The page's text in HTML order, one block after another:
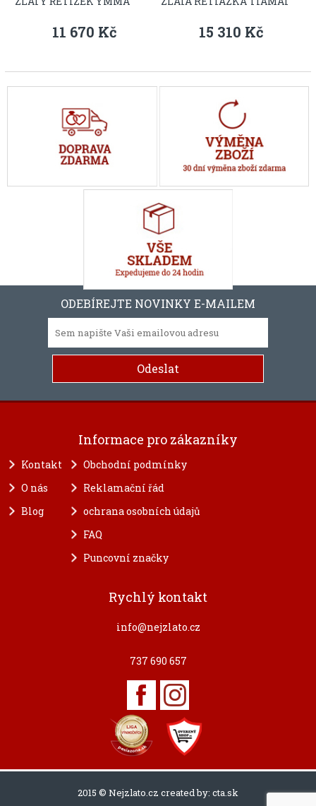
11 670 Kč 15 310 Kč
ODEBÍREJTE NOVINKY E-MAILEM
Informace pro zákazníky
Kontakt
O nás
Blog
Obchodní podmínky
Reklamační řád
ochrana osobních údajů
FAQ
Puncovní značky
Rychlý kontakt
info@nejzlato.cz
737 690 657
2015 © Nejzlato.cz created by: cta.sk